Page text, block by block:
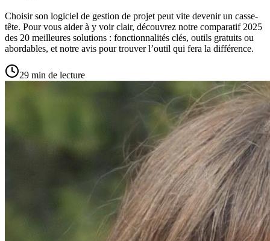
Choisir son logiciel de gestion de projet peut vite devenir un casse-
tête. Pour vous aider à y voir clair, découvrez notre comparatif 2025
des 20 meilleures solutions : fonctionnalités clés, outils gratuits ou
abordables, et notre avis pour trouver l’outil qui fera la différence.
29 min de lecture